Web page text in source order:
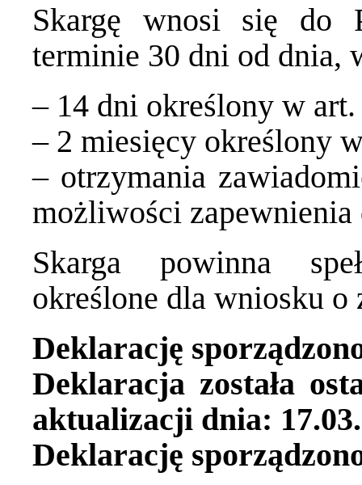
Skargę wnosi się do
terminie 30 dni od dnia,
– 14 dni określony w
– 2 miesięcy określony
– otrzymania
możliwości zapewnienia
Skarga powinna
określone dla wniosku o
Deklarację
Deklaracja została
aktualizacji dnia:
Deklarację